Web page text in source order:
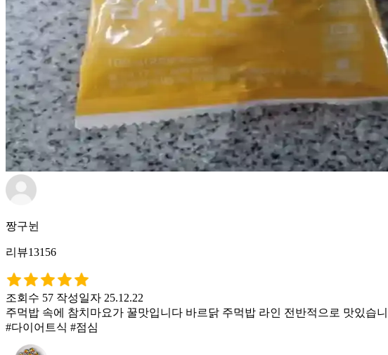
짱구뉜
리뷰13156
조회수 57 작성일자 25.12.22
주먹밥 속에 참치마요가 꿀맛입니다 바르닭 주먹밥 라인 전반적으로 맛있습
#다이어트식 #점심